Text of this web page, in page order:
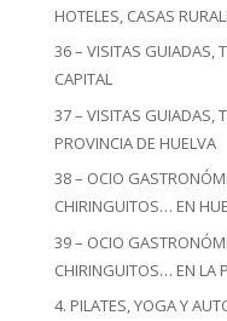
HOTELES, CASAS
36 – VISITAS GUIADAS,
CAPITAL
37 – VISITAS GUIADAS,
PROVINCIA DE HUELVA
38 – OCIO
CHIRINGUITOS… EN
39 – OCIO
CHIRINGUITOS… EN LA
4. PILATES, YOGA Y